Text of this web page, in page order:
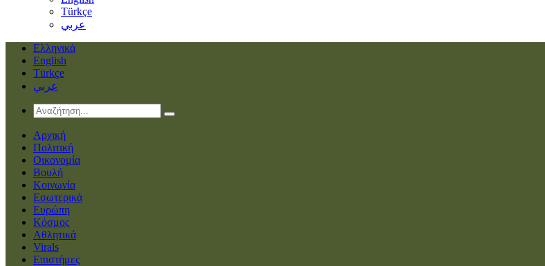
Türkçe
عربي
Ελληνικά
English
Türkçe
عربي
Αρχική
Πολιτική
Οικονομία
Βουλή
Κοινωνία
Εσωτερικά
Ευρώπη
Κόσμος
Αθλητικά
Virals
Επιστήμες